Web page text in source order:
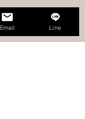
Email Line